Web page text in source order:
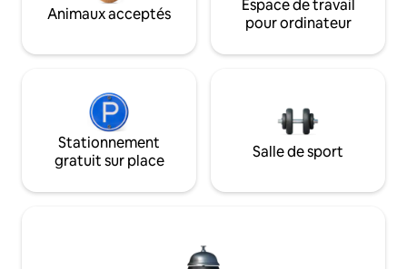
Animaux acceptés
Espace de travail
pour ordinateur
Stationnement
gratuit sur place
Salle de sport